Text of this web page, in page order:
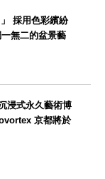
採用色彩繽紛
無二的盆景藝
浸式永久藝術博
京都將於